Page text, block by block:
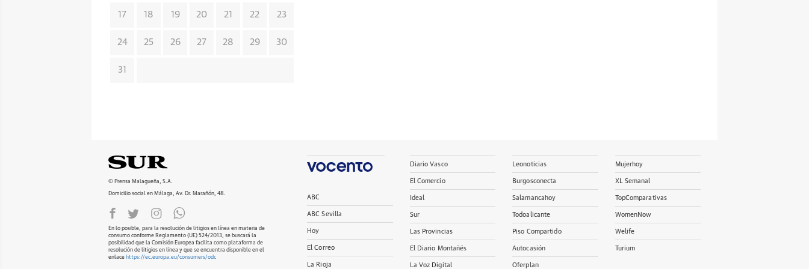
17 18 19 20 21 22 23
24 25 26 27 28 29 30
31
© Prensa Malagueña, S.A.
Domicilio social en Málaga, Av. Dr. Marañón, 48.
En lo posible, para la resolución de litigios en línea en materia de
consumo conforme Reglamento (UE) 524/2013, se buscará la
posibilidad que la Comisión Europea facilita como plataforma de
resolución de litigios en línea y que se encuentra disponible en el
enlace https://ec.europa.eu/consumers/odr.
ABC
ABC Sevilla
Hoy
El Correo
La Rioja
Diario Vasco
El Comercio
Ideal
Sur
Las Provincias
El Diario Montañés
La Voz Digital
Leonoticias
Burgosconecta
Salamancahoy
Todoalicante
Piso Compartido
Autocasión
Oferplan
Mujerhoy
XL Semanal
TopComparativas
WomenNow
Welife
Turium